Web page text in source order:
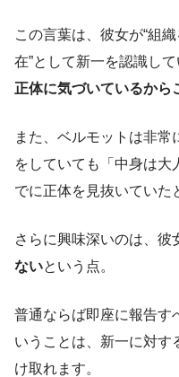
この言葉は、彼女が“組
在”として新一を認識し
正体に気づいているから
また、ベルモットは非
をしていても「中身は大
でに正体を見抜いていた
さらに興味深いのは、彼
ないという点。
普通ならば即座に報告す
いうことは、新一に対す
け取れます。